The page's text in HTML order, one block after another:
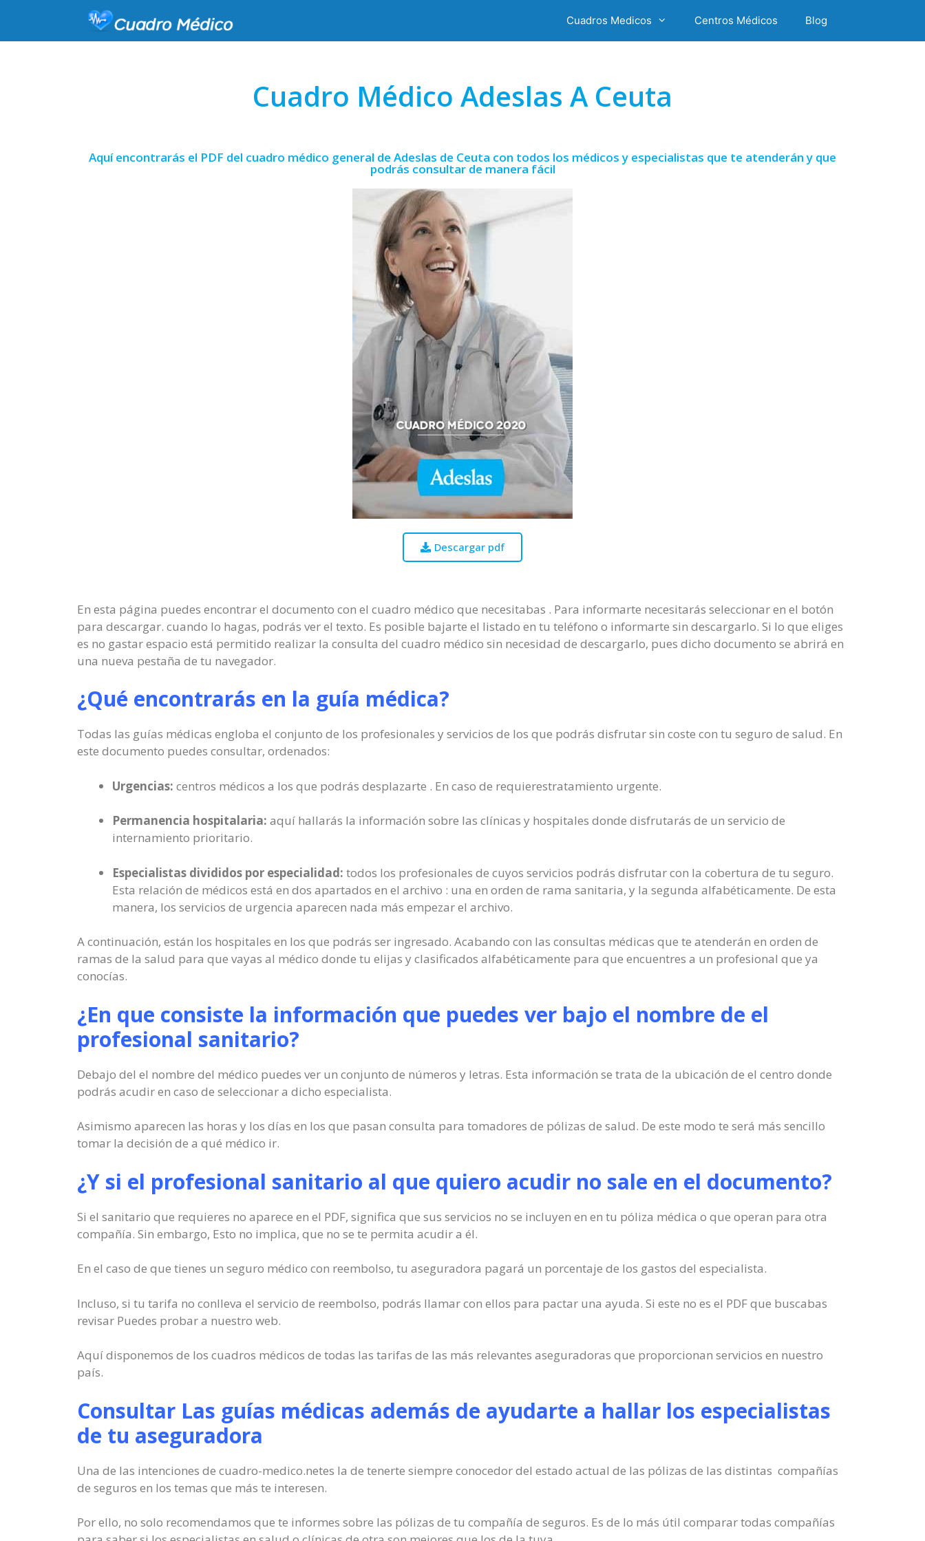
Cuadros Medicos Centros Médicos Blog
Cuadro Médico Adeslas A Ceuta
Aquí encontrarás el PDF del cuadro médico general de Adeslas de Ceuta con todos los médicos y especialistas que te atenderán y que
podrás consultar de manera fácil
Descargar pdf
En esta página puedes encontrar el documento con el cuadro médico que necesitabas . Para informarte necesitarás seleccionar en el botón
para descargar. cuando lo hagas, podrás ver el texto. Es posible bajarte el listado en tu teléfono o informarte sin descargarlo. Si lo que eliges
es no gastar espacio está permitido realizar la consulta del cuadro médico sin necesidad de descargarlo, pues dicho documento se abrirá en
una nueva pestaña de tu navegador.
¿Qué encontrarás en la guía médica?
Todas las guías médicas engloba el conjunto de los profesionales y servicios de los que podrás disfrutar sin coste con tu seguro de salud. En
este documento puedes consultar, ordenados:
Urgencias: centros médicos a los que podrás desplazarte . En caso de requierestratamiento urgente.
Permanencia hospitalaria: aquí hallarás la información sobre las clínicas y hospitales donde disfrutarás de un servicio de
internamiento prioritario.
Especialistas divididos por especialidad: todos los profesionales de cuyos servicios podrás disfrutar con la cobertura de tu seguro.
Esta relación de médicos está en dos apartados en el archivo : una en orden de rama sanitaria, y la segunda alfabéticamente. De esta
manera, los servicios de urgencia aparecen nada más empezar el archivo.
A continuación, están los hospitales en los que podrás ser ingresado. Acabando con las consultas médicas que te atenderán en orden de
ramas de la salud para que vayas al médico donde tu elijas y clasificados alfabéticamente para que encuentres a un profesional que ya
conocías.
¿En que consiste la información que puedes ver bajo el nombre de el
profesional sanitario?
Debajo del el nombre del médico puedes ver un conjunto de números y letras. Esta información se trata de la ubicación de el centro donde
podrás acudir en caso de seleccionar a dicho especialista.
Asimismo aparecen las horas y los días en los que pasan consulta para tomadores de pólizas de salud. De este modo te será más sencillo
tomar la decisión de a qué médico ir.
¿Y si el profesional sanitario al que quiero acudir no sale en el documento?
Si el sanitario que requieres no aparece en el PDF, significa que sus servicios no se incluyen en en tu póliza médica o que operan para otra
compañía. Sin embargo, Esto no implica, que no se te permita acudir a él.
En el caso de que tienes un seguro médico con reembolso, tu aseguradora pagará un porcentaje de los gastos del especialista.
Incluso, si tu tarifa no conlleva el servicio de reembolso, podrás llamar con ellos para pactar una ayuda. Si este no es el PDF que buscabas
revisar Puedes probar a nuestro web.
Aquí disponemos de los cuadros médicos de todas las tarifas de las más relevantes aseguradoras que proporcionan servicios en nuestro
país.
Consultar Las guías médicas además de ayudarte a hallar los especialistas
de tu aseguradora
Una de las intenciones de cuadro-medico.netes la de tenerte siempre conocedor del estado actual de las pólizas de las distintas compañías
de seguros en los temas que más te interesen.
Por ello, no solo recomendamos que te informes sobre las pólizas de tu compañía de seguros. Es de lo más útil comparar todas compañías